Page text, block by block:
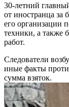
30-летний
от иностранца за
его организации
техники, а также
работ.
Следователи
иные факты
сумма взяток.